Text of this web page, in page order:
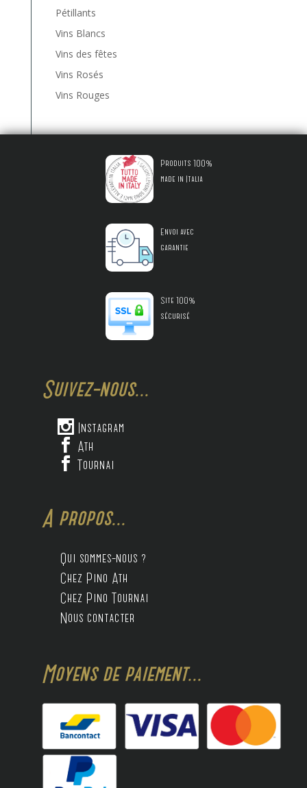
Pétillants
Vins Blancs
Vins des fêtes
Vins Rosés
Vins Rouges
Produits 100%
made in Italia
Envoi avec
garantie
Site 100%
sécurisé
Suivez-nous...
 Instagram
 Ath
 Tournai
A propos...
Qui sommes-nous ?
Chez Pino Ath
Chez Pino Tournai
Nous contacter
Moyens de paiement...